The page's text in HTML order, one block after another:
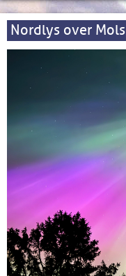
Nordlys over Mols